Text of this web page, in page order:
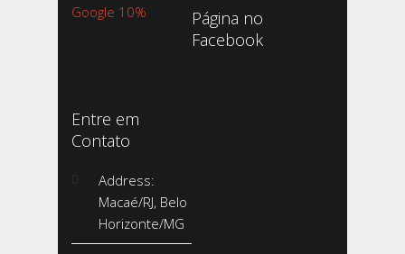
Google 10%
Página no
Facebook
Entre em
Contato
Address:
Macaé/RJ, Belo
Horizonte/MG